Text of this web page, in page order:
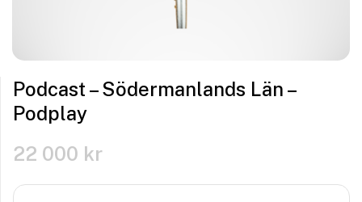
Podcast – Södermanlands Län –
Podplay
22 000 kr